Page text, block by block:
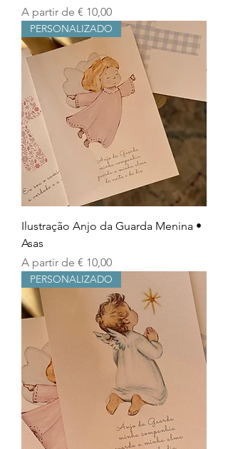
A partir de € 10,00
Preço promocional
PERSONALIZADO
Ilustração Anjo da Guarda Menina •
Asas
A partir de € 10,00
Preço promocional
PERSONALIZADO